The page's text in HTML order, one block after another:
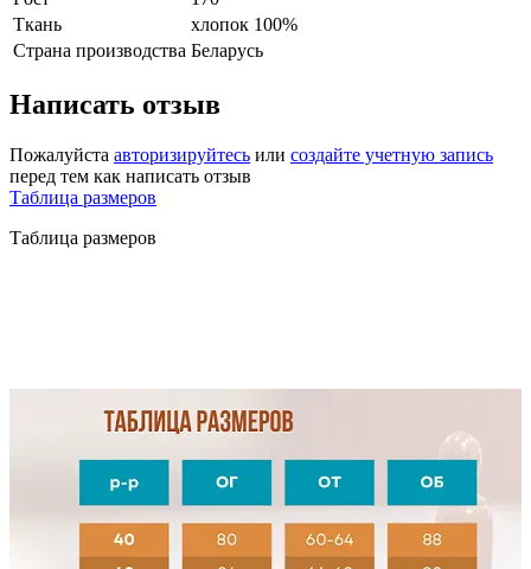
Ткань
хлопок 100%
Страна производства Беларусь
Написать отзыв
Пожалуйста авторизируйтесь или создайте учетную запись
перед тем как написать отзыв
Таблица размеров
Таблица размеров